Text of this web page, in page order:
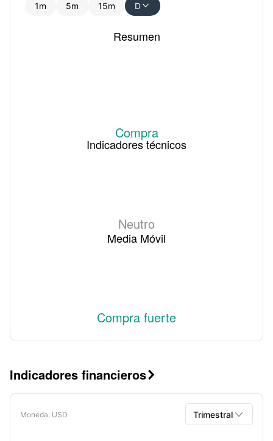
1m 5m 15m D
Indicadores técnicos
Neutro
Resumen
Compra
Media Móvil
Compra fuerte
Indicadores financieros
Moneda: USD Trimestral 